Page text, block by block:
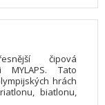
čipová
Tato
hrách
biatlonu,